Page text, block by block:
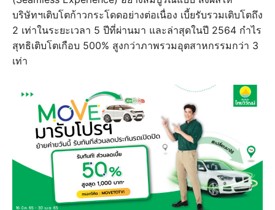
บริษัทฯเติบโตก้าวกระโดดอย่างต่อเนื่อง เบี้ยรับรวมเติบโตถึง
2 เท่าในระยะเวลา 5 ปีที่ผ่านมา และล่าสุดในปี 2564 กำไร
สุทธิเติบโตเกือบ 500% สูงกว่าภาพรวมอุตสาหกรรมกว่า 3
เท่า